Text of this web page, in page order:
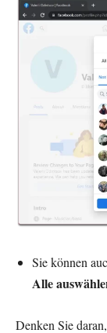
Sie können
Alle
Denken Sie